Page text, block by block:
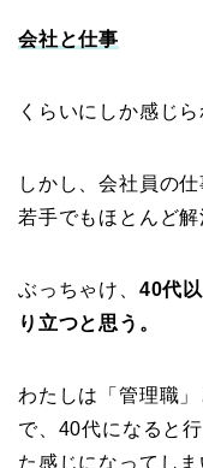
会社と仕事
くらいにしか感じ
しかし、会社員の
若手でもほとんど解
ぶっちゃけ、 40代
り立つと思う。
わたしは「管理職
で、40代になると
た感じになってしま